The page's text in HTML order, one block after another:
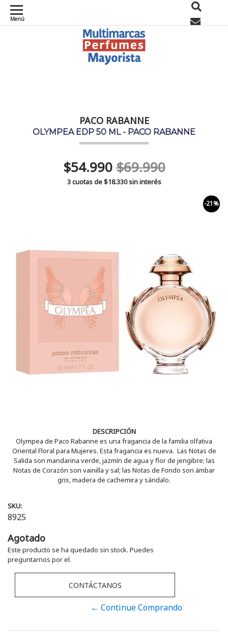
Menú
PACO RABANNE
OLYMPEA EDP 50 ML - PACO RABANNE
$54.990$69.990
3 cuotas de$18.330sin interés
-21%
DESCRIPCIÓN
Olympea de Paco Rabanne es una fragancia de la familia olfativa
Oriental Floral para Mujeres. Esta fragancia es nueva. Las Notas de
Salida son mandarina verde, jazmín de agua y flor de jengibre; las
Notas de Corazón son vainilla y sal; las Notas de Fondo son ámbar
gris, madera de cachemira y sándalo.
SKU:
8925
Agotado
Este producto se ha quedado sin stock. Puedes
preguntarnos por el.
CONTÁCTANOS
← Continue Comprando